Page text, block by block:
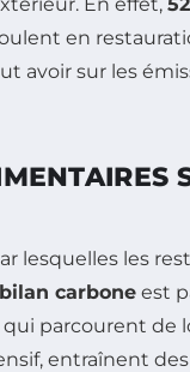
en
avoir sur les
lesquelles les
bilan carbone est
parcourent de
entraînent